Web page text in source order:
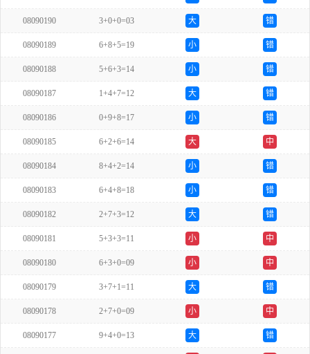
08090190 3+0+0=03 大 错
08090189 6+8+5=19 小 错
08090188 5+6+3=14 小 错
08090187 1+4+7=12 大 错
08090186 0+9+8=17 小 错
08090185 6+2+6=14 大 中
08090184 8+4+2=14 小 错
08090183 6+4+8=18 小 错
08090182 2+7+3=12 大 错
08090181 5+3+3=11 小 中
08090180 6+3+0=09 小 中
08090179 3+7+1=11 大 错
08090178 2+7+0=09 小 中
08090177 9+4+0=13 大 错